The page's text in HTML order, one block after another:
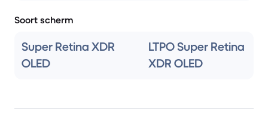
Soort scherm
Super Retina XDR
OLED
LTPO Super Retina
XDR OLED